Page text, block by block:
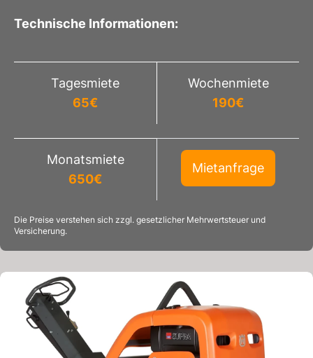
Technische Informationen:
Tagesmiete
65€
Wochenmiete
190€
Monatsmiete
650€
Mietanfrage
Die Preise verstehen sich zzgl. gesetzlicher Mehrwertsteuer und
Versicherung.